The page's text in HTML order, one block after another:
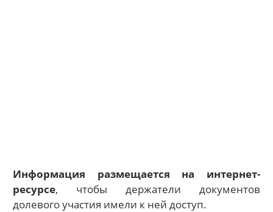
Информация размещается на интернет-
ресурсе, чтобы держатели документов
долевого участия имели к ней доступ.